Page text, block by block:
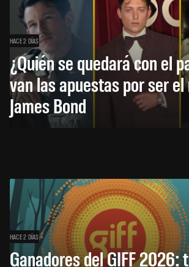
HACE 2 DÍAS
¿Quién se quedará con el
van las apuestas por ser el
James Bond
HACE 2 DÍAS
Ganadores del GIFF 2026: